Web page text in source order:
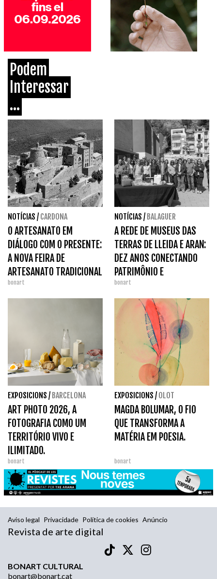
Podem
Interessar
...
NOTÍCIAS / CARDONA
O ARTESANATO EM
DIÁLOGO COM O PRESENTE:
A NOVA FEIRA DE
ARTESANATO TRADICIONAL
DA CATALUNHA.
bonart
NOTÍCIAS / BALAGUER
A REDE DE MUSEUS DAS
TERRAS DE LLEIDA E ARAN:
DEZ ANOS CONECTANDO
PATRIMÔNIO E
TERRITÓRIO.
bonart
EXPOSICIONS / BARCELONA
ART PHOTO 2026, A
FOTOGRAFIA COMO UM
TERRITÓRIO VIVO E
ILIMITADO.
bonart
EXPOSICIONS / OLOT
MAGDA BOLUMAR, O FIO
QUE TRANSFORMA A
MATÉRIA EM POESIA.
bonart
Aviso legal Privacidade Política de cookies Anúncio
Revista de arte digital
BONART CULTURAL
bonart@bonart.cat